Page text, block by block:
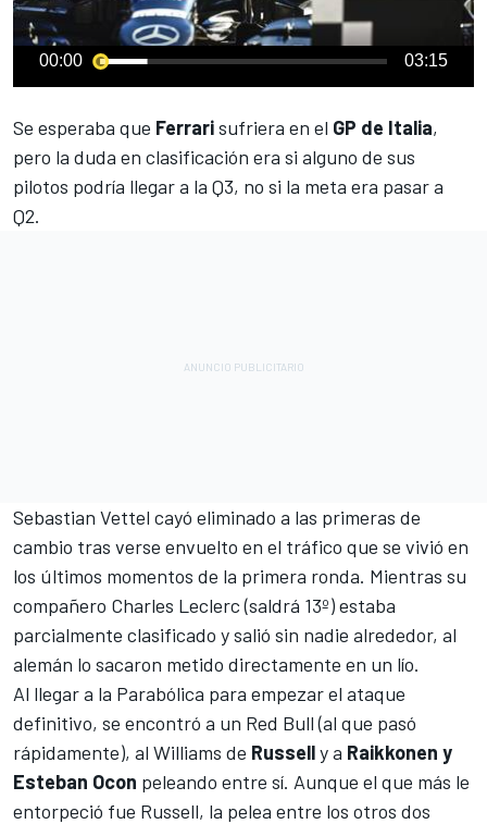
00:00 03:15
Se esperaba que Ferrarisufriera en el GP de Italia,
pero la duda en clasificación era si alguno de sus
pilotos podría llegar a la Q3, no si la meta era pasar a
Q2.
Sebastian Vettel cayó eliminado a las primeras de
cambio tras verse envuelto en el tráfico que se vivió en
los últimos momentos de la primera ronda. Mientras su
compañero Charles Leclerc(saldrá 13º) estaba
parcialmente clasificado y salió sin nadie alrededor, al
alemán lo sacaron metido directamente en un lío.
Al llegar a la Parabólica para empezar el ataque
definitivo, se encontró a un Red Bull (al que pasó
rápidamente), al Williams de Russelly a Raikkonen y
Esteban Ocon peleando entre sí. Aunque el que más le
entorpeció fue Russell, la pelea entre los otros dos